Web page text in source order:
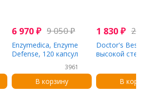
6 970 ₽ 9 050₽
Enzymedica, Enzyme
Defense, 120 капсул
3961
В корзину
1 830 ₽ 2
Doctor's
высокой
таблеток
В